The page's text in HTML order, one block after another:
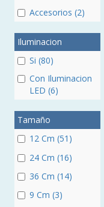
Accesorios (2)
Iluminacion
Si (80)
Con Iluminacion
LED (6)
Tamaño
12 Cm (51)
24 Cm (16)
36 Cm (14)
9 Cm (3)